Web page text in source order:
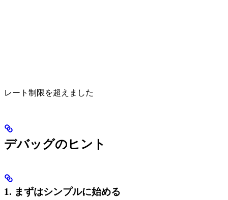
レート制限を超えました
デバッグのヒント
1. まずはシンプルに始める